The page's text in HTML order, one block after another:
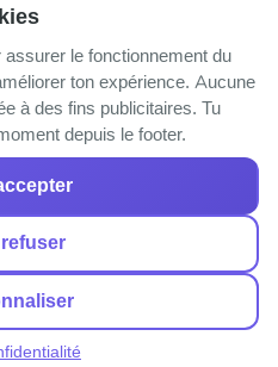
❤️ en France pour tous les
·Confidentialité
cookies
le fonctionnement du
ton expérience. Aucune
à des fins publicitaires. Tu
depuis le footer.